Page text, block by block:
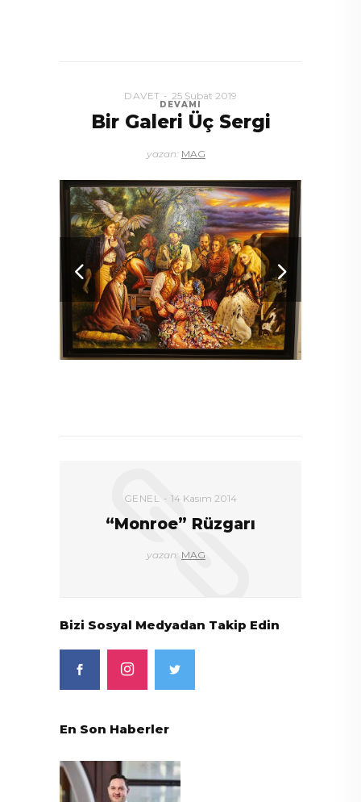
DEVAMI
DAVET 25 Şubat 2019
Bir Galeri Üç Sergi
yazan: MAG
GENEL 14 Kasım 2014
“Monroe” Rüzgarı
yazan: MAG
Bizi Sosyal Medyadan Takip Edin
En Son Haberler